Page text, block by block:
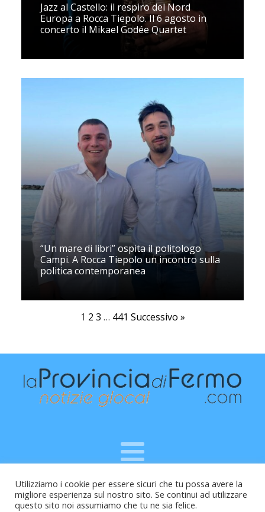
Jazz al Castello: il respiro del Nord
Europa a Rocca Tiepolo. Il 6 agosto in
concerto il Mikael Godée Quartet
“Un mare di libri” ospita il politologo
Campi. A Rocca Tiepolo un incontro sulla
politica contemporanea
1 2 3 … 441 Successivo »
Raffaele Vitali - via Leopardi 10 - 61121 Pesaro (PU) -
Cod.Fisc VTLRFL77B02L500Y - Testata giornalistica, aut.
Utilizziamo i cookie per essere sicuri che tu possa avere la
migliore esperienza sul nostro sito. Se continui ad utilizzare
questo sito noi assumiamo che tu ne sia felice.